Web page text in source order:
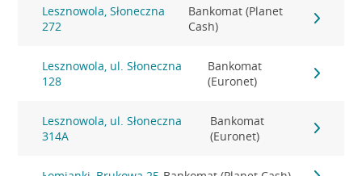
Lesznowola, Słoneczna
272
Bankomat (Planet
Cash)
Lesznowola, ul. Słoneczna
128
Bankomat
(Euronet)
Lesznowola, ul. Słoneczna
314A
Bankomat
(Euronet)